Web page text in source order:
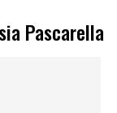
Pascarella